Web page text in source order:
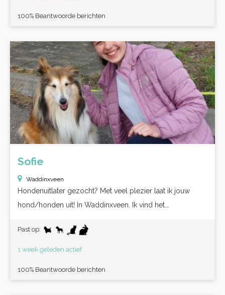
100% Beantwoorde berichten
Sofie
Waddinxveen
Hondenuitlater gezocht? Met veel plezier laat ik jouw
hond/honden uit! In Waddinxveen. Ik vind het...
Past op:
1 week geleden actief
100% Beantwoorde berichten